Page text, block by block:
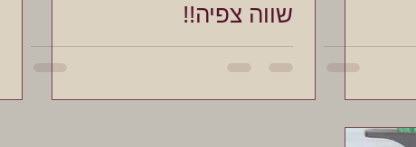
שווה צפיה!!